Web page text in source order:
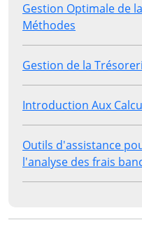
Gestion Optimale de
Méthodes
Gestion de la
Introduction Aux
Outils d'assistance
l'analyse des frais